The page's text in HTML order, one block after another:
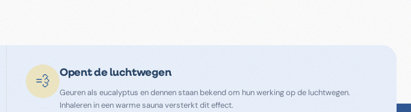
💨 Opent de luchtwegen
Geuren als eucalyptus en dennen staan bekend om hun werking op de luchtwegen.
Inhaleren in een warme sauna versterkt dit effect.